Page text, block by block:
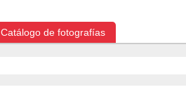
Catálogo de fotografías